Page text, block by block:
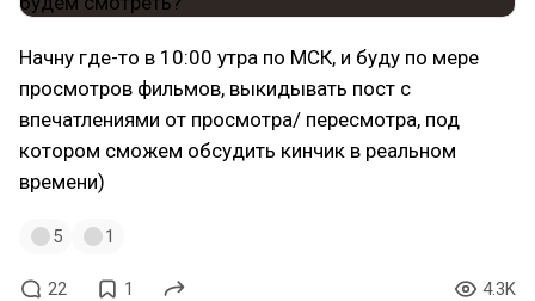
Начну где-то в 10:00 утра по МСК, и буду по мере
просмотров фильмов, выкидывать пост с
впечатлениями от просмотра/ пересмотра, под
котором сможем обсудить кинчик в реальном
времени)
5 1
22 1 4.3K